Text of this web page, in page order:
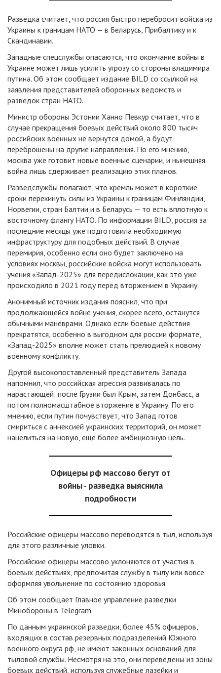
Разведка считает, что россия быстро перебросит войска из
Украины к границам НАТО — в Беларусь, Прибалтику и к
Скандинавии.
Западные спецслужбы опасаются, что окончание войны в
Украине может лишь усилить угрозу со стороны владимира
путина. Об этом сообщает издание BILD со ссылкой на
заявления представителей оборонных ведомств и
разведок стран НАТО.
Министр обороны Эстонии Ханно Певкур считает, что в
случае прекращения боевых действий около 800 тысяч
российских военных не вернутся домой, а будут
переброшены на другие направления. По его мнению,
москва уже готовит новые военные сценарии, и нынешняя
война лишь сдерживает реализацию этих планов.
Разведслужбы полагают, что кремль может в короткие
сроки перекинуть силы из Украины к границам Финляндии,
Норвегии, стран Балтии и в Беларусь — то есть вплотную к
восточному флангу НАТО. По информации BILD, россия за
последние месяцы уже подготовила необходимую
инфраструктуру для подобных действий. В случае
перемирия, особенно если оно будет заключено на
условиях москвы, российские войска могут использовать
учения «Запад-2025» для передислокации, как это уже
происходило в 2021 году перед вторжением в Украину.
Анонимный источник издания пояснил, что при
продолжающейся войне учения, скорее всего, останутся
обычными манёврами. Однако если боевые действия
прекратятся, особенно в выгодном для россии формате,
«Запад-2025» вполне может стать прелюдией к новому
военному конфликту.
Другой высокопоставленный представитель Запада
напомнил, что российская агрессия развивалась по
нарастающей: после Грузии был Крым, затем Донбасс, а
потом полномасштабное вторжение в Украину. По его
мнению, если путин почувствует, что Запад готов
смириться с аннексией украинских территорий, он может
нацелиться на новую, ещё более амбициозную цель.
Офицеры рф массово бегут от
войны - разведка выяснила
подробности
Российские офицеры массово переводятся в тыл, используя
для этого различные уловки.
Российские офицеры массово уклоняются от участия в
боевых действиях, предпочитая службу в тылу или вовсе
оформляя увольнение по состоянию здоровья.
Об этом сообщает Главное управление разведки
Минобороны в Telegram.
По данным украинской разведки, более 45% офицеров,
входящих в состав резервных подразделений Южного
военного округа рф, не имеют законных оснований для
тыловой службы. Несмотря на это, они переведены из зоны
боевых действий, используя служебные лазейки и